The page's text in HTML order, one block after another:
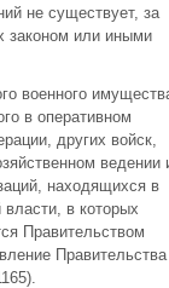
не существует, за
законом или иными
военного
в оперативном
других войск,
ведении
находящихся в
в которых
Правительством
Правительства